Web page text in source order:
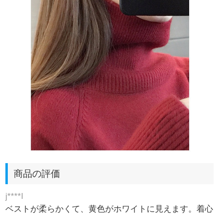
商品の評価
j****I
ベストが柔らかくて、黄色がホワイトに見えます。着心